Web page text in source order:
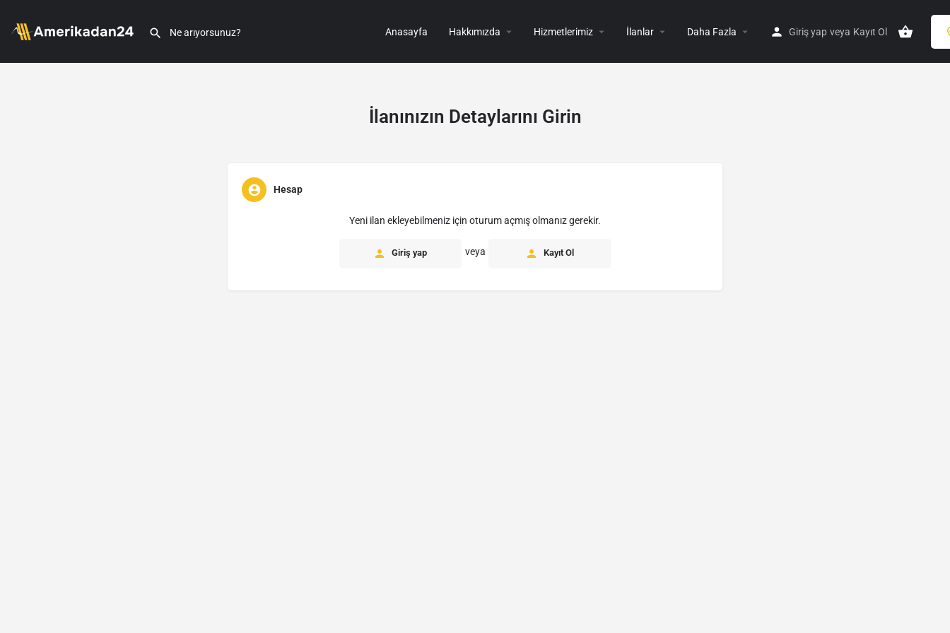
Anasayfa Hakkımızda Hizmetlerimiz İlanlar Daha Fazla Giriş yap veya Kayıt Ol
İlanınızın Detaylarını Girin
Hesap
Yeni ilan ekleyebilmeniz için oturum açmış olmanız gerekir.
Giriş yap veya Kayıt Ol